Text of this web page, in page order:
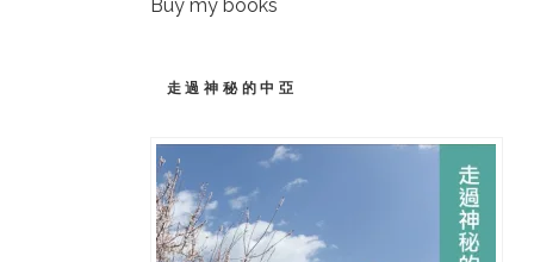
Buy my books
走過神秘的中亞